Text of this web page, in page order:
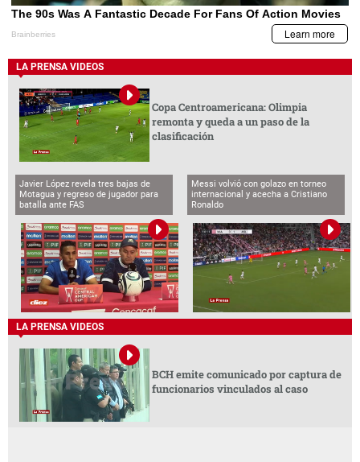
LA PRENSA VIDEOS
Copa Centroamericana: Olimpia
remonta y queda a un paso de la
clasificación
Javier López revela tres bajas de
Motagua y regreso de jugador para
batalla ante FAS
Messi volvió con golazo en torneo
internacional y acecha a Cristiano
Ronaldo
LA PRENSA VIDEOS
BCH emite comunicado por captura de
funcionarios vinculados al caso